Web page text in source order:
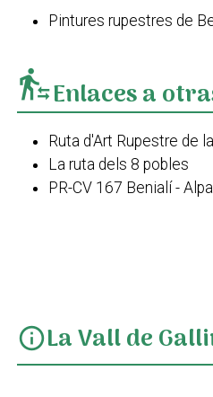
Pintures rupestres de
transfer_within_a_stationEnlaces a
Ruta d'Art Rupestre de
La ruta dels 8 pobles
PR-CV 167 Benialí -
infoLa Vall de